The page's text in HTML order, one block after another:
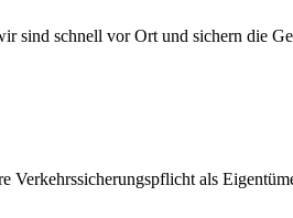
schnell vor Ort und sichern die
als